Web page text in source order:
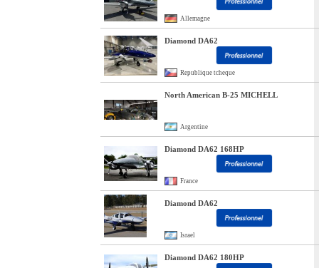
Allemagne
Diamond DA62
Republique tcheque
North American B-25 MICHELL
Argentine
Diamond DA62 168HP
France
Diamond DA62
Israel
Diamond DA62 180HP